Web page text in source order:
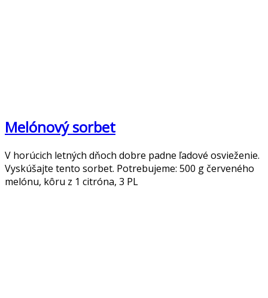
Melónový sorbet
V horúcich letných dňoch dobre padne ľadové osvieženie.
Vyskúšajte tento sorbet. Potrebujeme: 500 g červeného
melónu, kôru z 1 citróna, 3 PL